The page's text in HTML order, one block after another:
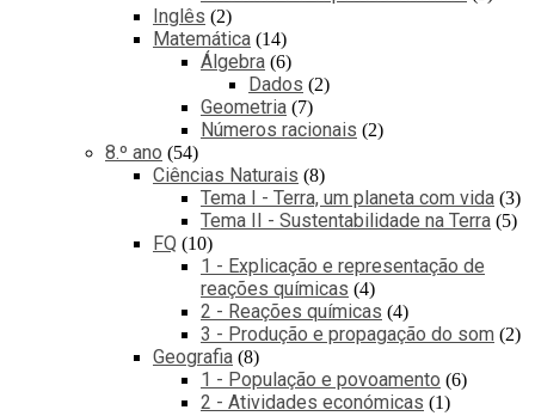
Inglês 2
Matemática 14
Álgebra 6
Dados 2
Geometria 7
Números racionais 2
8.º ano 54
Ciências Naturais 8
Tema I - Terra, um planeta com vida 3
Tema II - Sustentabilidade na Terra 5
FQ 10
1 - Explicação e representação de
reações químicas 4
2 - Reações químicas 4
3 - Produção e propagação do som 2
Geografia 8
1 - População e povoamento 6
2 - Atividades económicas 1